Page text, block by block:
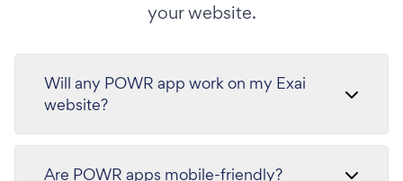
your website.
Will any POWR app work on my Exai
website?
Are POWR apps mobile-friendly?